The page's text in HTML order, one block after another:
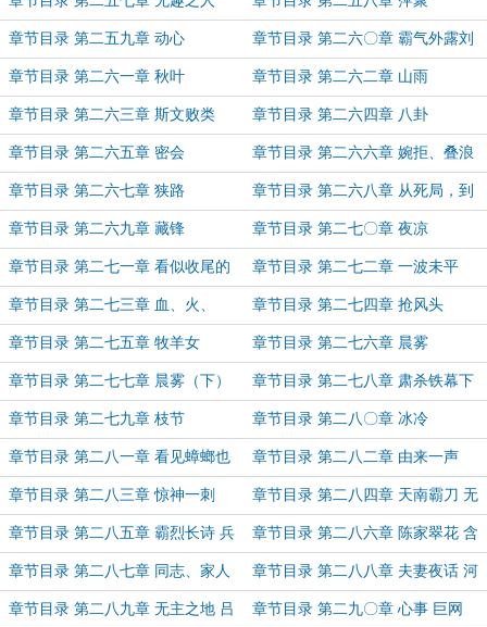
章节目录 第二五九章 动心 章节目录 第二六〇章 霸气外露刘
西瓜
章节目录 第二六一章 秋叶 章节目录 第二六二章 山雨
章节目录 第二六三章 斯文败类 章节目录 第二六四章 八卦
章节目录 第二六五章 密会 章节目录 第二六六章 婉拒、叠浪
章节目录 第二六七章 狭路 章节目录 第二六八章 从死局，到
死局
章节目录 第二六九章 藏锋 章节目录 第二七〇章 夜凉
章节目录 第二七一章 看似收尾的
街景
章节目录 第二七二章 一波未平
章节目录 第二七三章 血、火、
刀、枪
章节目录 第二七四章 抢风头
章节目录 第二七五章 牧羊女 章节目录 第二七六章 晨雾
章节目录 第二七七章 晨雾（下） 章节目录 第二七八章 肃杀铁幕下
的小事开端
章节目录 第二七九章 枝节 章节目录 第二八〇章 冰冷
章节目录 第二八一章 看见蟑螂也
不怕不怕了……
章节目录 第二八二章 由来一声
笑，男儿自横行
章节目录 第二八三章 惊神一刺 章节目录 第二八四章 天南霸刀 无
形黑手
章节目录 第二八五章 霸烈长诗 兵
锋卷起
章节目录 第二八六章 陈家翠花 含
血喷人
章节目录 第二八七章 同志、家人 章节目录 第二八八章 夫妻夜话 河
山铁剑
章节目录 第二八九章 无主之地 吕 章节目录 第二九〇章 心事 巨网